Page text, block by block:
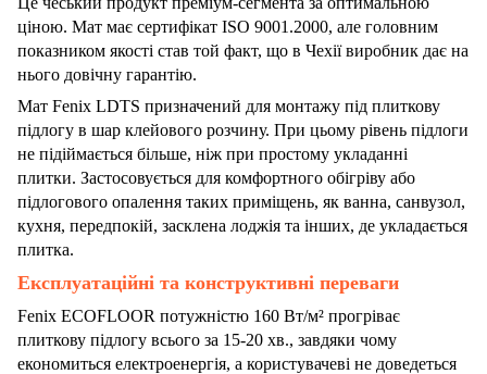
ціною. Мат має сертифікат ISO 9001.2000, але головним
показником якості став той факт, що в Чехії виробник дає на
нього довічну гарантію.
Мат Fenix LDTS призначений для монтажу під плиткову
підлогу в шар клейового розчину. При цьому рівень підлоги
не підіймається більше, ніж при простому укладанні
плитки. Застосовується для комфортного обігріву або
підлогового опалення таких приміщень, як ванна, санвузол,
кухня, передпокій, засклена лоджія та інших, де укладається
плитка.
Експлуатаційні та конструктивні переваги
Fenix ECOFLOOR потужністю 160 Вт/м² прогріває
плиткову підлогу всього за 15-20 хв., завдяки чому
економиться електроенергія, а користувачеві не доведеться